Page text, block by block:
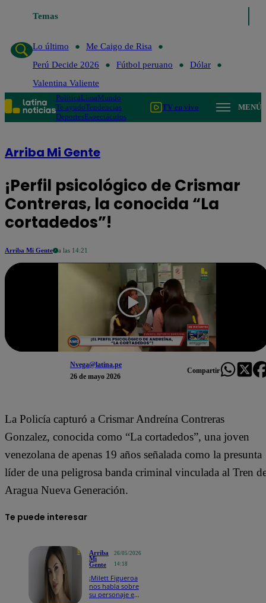
Temas
Lo último
Lo último
Me Caigo de Risa
Perú Decide 2026
Fútbol peruano
Dólar
Valentina Valiente
PolíticaLimaMundo
Te ayudoTendencias
DeportesEspectáculos
TV en vivo MENÚ
Arriba Mi Gente
¡Perfil psicológico de Crismar
Contreras, la conocida “La
cortadedos”!
Arriba Mi Gente a las 14:21
Nvega@latina.pe
26 de mayo 2026
Compartir
La Policía capturó a Crismar Andreína Contreras
Gonzalez, conocida como “La cortadedos”, una joven
venezolana de apenas 19 años señalada como la presunta
líder de una peligrosa banda criminal vinculada al Tren
Aragua Nueva Generación.
Te puede interesar
Arriba
Mi
Gente
26/05/2026
14:18
¡Milett Figueroa
nos habla sobre
su personaje en